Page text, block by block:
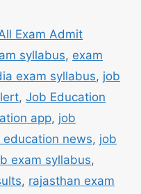
Exam Admit
syllabus, exam
exam syllabus, job
, Job Education
app, job
education news, job
exam syllabus,
, rajasthan exam